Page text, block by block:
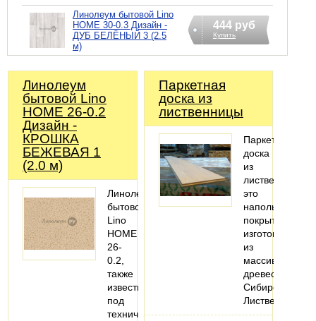
Линолеум бытовой Lino
HOME 30-0.3 Дизайн -
ДУБ БЕЛЁНЫЙ 3 (2.5
м)
444 руб
Купить
Линолеум
бытовой Lino
HOME 26-0.2
Дизайн -
КРОШКА
БЕЖЕВАЯ 1
(2.0 м)
Линолеум
бытовой
Lino
HOME
26-
0.2,
также
известный
под
техническим
Паркетная
доска из
лиственницы
Паркетная
доска
из
лиственницы
это
напольное
покрытие,
изготовленное
из
массива
древесины
Сибирской
Лиственницы.